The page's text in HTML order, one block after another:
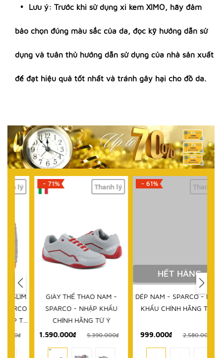
Lưu ý: Trước khi sử dụng xi kem XIMO, hãy đảm
bảo chọn đúng màu sắc của da, đọc kỹ hướng dẫn sử
dụng và tuân thủ hướng dẫn sử dụng của nhà sản xuất
để đạt hiệu quả tốt nhất và tránh gây hại cho đồ da.
Thanh lý
GIÀY THỂ THAO NAM -
SPARCO - NHẬP KHẨU
CHÍNH HÃNG TỪ Ý
1.590.000₫
5.390.000₫
Thanh lý
HẾT HÀNG
DÉP NAM - SPARCO - NHẬP
KHẨU CHÍNH HÃNG TỪ Ý
999.000₫ 2.580.000₫